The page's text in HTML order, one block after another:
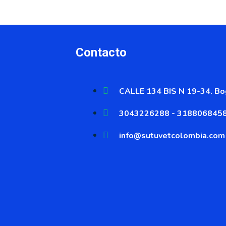
Contacto
CALLE 134 BIS N 19-34.
3043226288 -
info@sutuvetcolombia.com